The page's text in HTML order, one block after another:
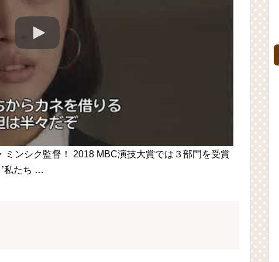
ンシク監督！ 2018 MBC演技大賞では３部門を受賞
’私たち …